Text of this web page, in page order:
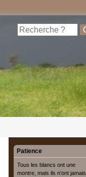
Patience
Tous les blancs ont une
montre, mais ils n’ont jamais